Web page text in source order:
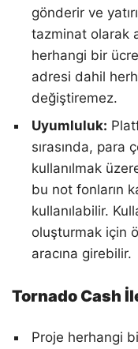
gönderir ve
tazminat olarak
herhangi bir
adresi dahil
değiştiremez.
Uyumluluk:
sırasında, para
kullanılmak
bu not fonların
kullanılabilir.
oluşturmak için
aracına girebilir.
Tornado Cash
Proje herhangi